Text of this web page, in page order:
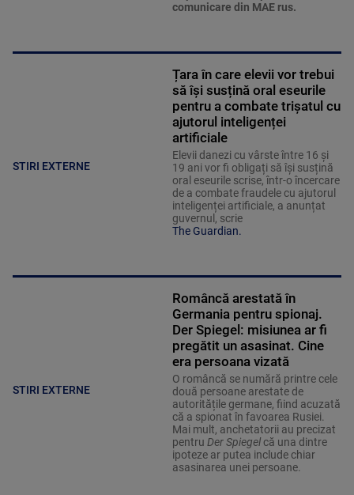
comunicare din MAE rus.
STIRI EXTERNE
Țara în care elevii vor trebui
să își susțină oral eseurile
pentru a combate trișatul cu
ajutorul inteligenței
artificiale
Elevii danezi cu vârste între 16 și
19 ani vor fi obligați să își susțină
oral eseurile scrise, într-o încercare
de a combate fraudele cu ajutorul
inteligenței artificiale, a anunțat
guvernul, scrie
The Guardian.
STIRI EXTERNE
Româncă arestată în
Germania pentru spionaj.
Der Spiegel: misiunea ar fi
pregătit un asasinat. Cine
era persoana vizată
O româncă se numără printre cele
două persoane arestate de
autoritățile germane, fiind acuzată
că a spionat în favoarea Rusiei.
Mai mult, anchetatorii au precizat
pentru Der Spiegelcă una dintre
ipoteze ar putea include chiar
asasinarea unei persoane.